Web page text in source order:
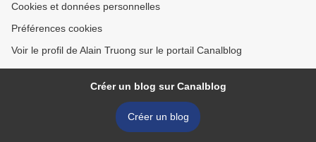
Cookies et données personnelles
Préférences cookies
Voir le profil de Alain Truong sur le portail Canalblog
Créer un blog sur Canalblog
Créer un blog